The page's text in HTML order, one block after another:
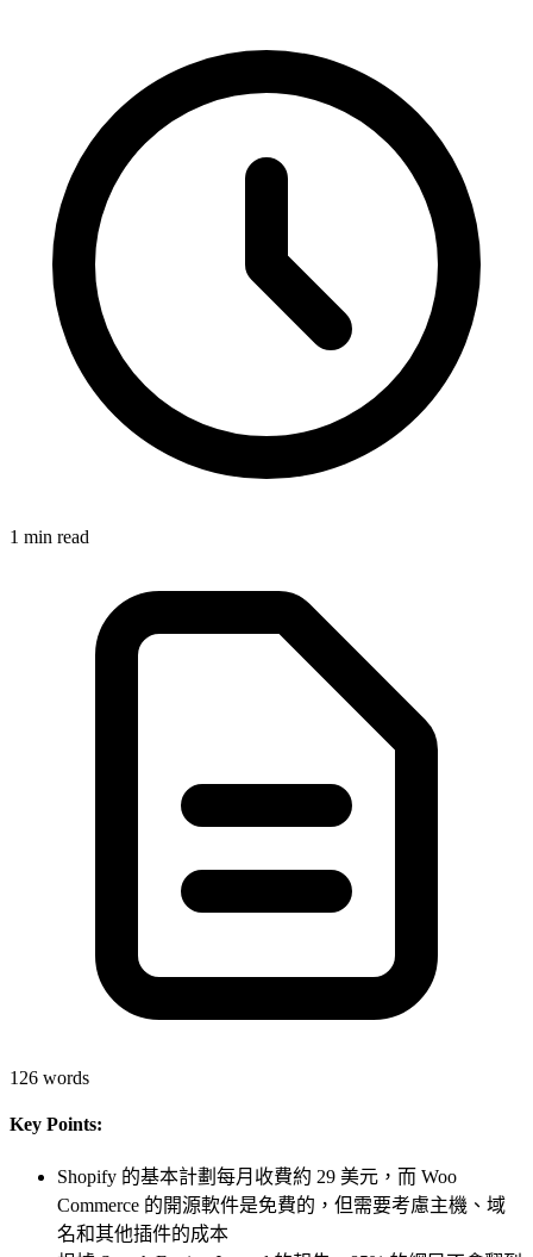
1 min read
126 words
Key Points:
Shopify 的基本計劃每月收費約 29 美元，而 Woo
Commerce 的開源軟件是免費的，但需要考慮主機、域
名和其他插件的成本